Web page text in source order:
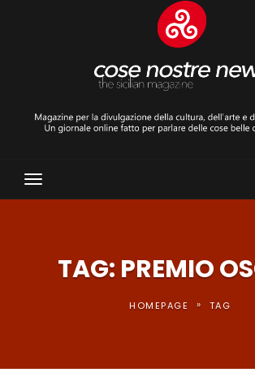
Toggle
Navigation
TAG: PREMIO
HOMEPAGE » TAG